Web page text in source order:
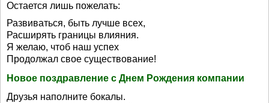
Остается лишь пожелать:
Развиваться, быть лучше всех,
Расширять границы влияния.
Я желаю, чтоб наш успех
Продолжал свое существование!
Новое поздравление с Днем Рождения компании
Друзья наполните бокалы.